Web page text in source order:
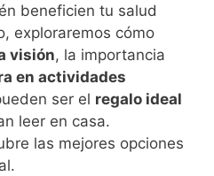
beneficien tu salud
exploraremos cómo
visión, la importancia
en actividades
ser el regalo ideal
leer en casa.
las mejores opciones